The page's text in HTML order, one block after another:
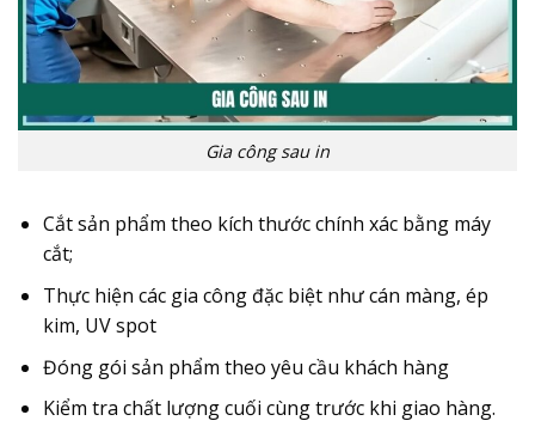
Gia công sau in
Cắt sản phẩm theo kích thước chính xác bằng máy
cắt;
Thực hiện các gia công đặc biệt như cán màng, ép
kim, UV spot
Đóng gói sản phẩm theo yêu cầu khách hàng
Kiểm tra chất lượng cuối cùng trước khi giao hàng.